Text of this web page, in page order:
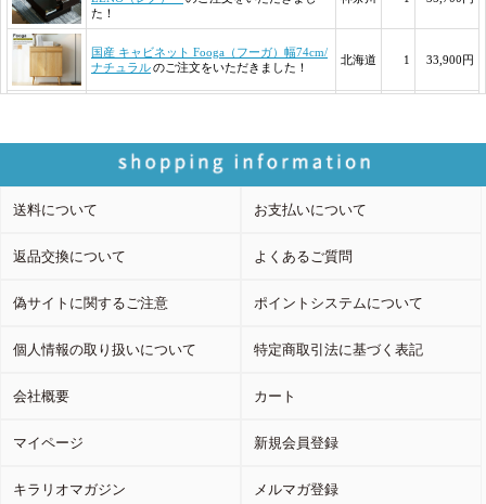
送料について お支払いについて
返品交換について よくあるご質問
偽サイトに関するご注意 ポイントシステムについて
個人情報の取り扱いについて 特定商取引法に基づく表記
会社概要 カート
マイページ 新規会員登録
キラリオマガジン メルマガ登録